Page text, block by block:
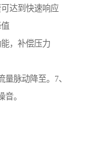
达到快速响应
，补偿压力
脉动降至。7、
。